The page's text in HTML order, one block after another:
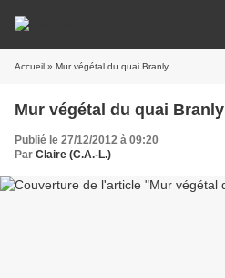
Accueil » Mur végétal du quai Branly
Mur végétal du quai Branly
Publié le 27/12/2012 à 09:20
Par Claire (C.A.-L.)